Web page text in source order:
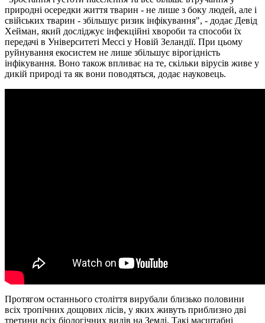
природні осередки життя тварин - не лише з боку людей, але і
свійських тварин - збільшує ризик інфікування", - додає Девід
Хейман, який досліджує інфекційні хвороби та способи їх
передачі в Університеті Мессі у Новій Зеландії. При цьому
руйнування екосистем не лише збільшує вірогідність
інфікування. Воно також впливає на те, скільки вірусів живе у
дикій природі та як вони поводяться, додає науковець.
Протягом останнього століття вирубали близько половини
всіх тропічних дощових лісів, у яких живуть приблизно дві
третини всіх біологічних видів на Землі. Такі масштабні